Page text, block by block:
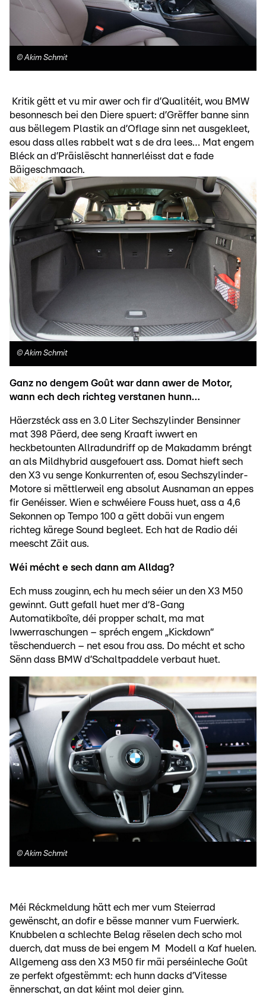
©Akim Schmit
Kritik gëtt et vu mir awer och fir d’Qualitéit, wou BMW
besonnesch bei den Diere spuert: d’Grëffer banne sinn
aus bëllegem Plastik an d’Oflage sinn net ausgekleet,
esou dass alles rabbelt wat s de dra lees… Mat engem
Bléck an d’Präislëscht hannerléisst dat e fade
Bäigeschmaach.
©Akim Schmit
Ganz no dengem Goût war dann awer de Motor,
wann ech dech richteg verstanen hunn…
Häerzstéck ass en 3.0 Liter Sechszylinder Bensinner
mat 398 Päerd, dee seng Kraaft iwwert en
heckbetounten Allradundriff op de Makadamm bréngt
an als Mildhybrid ausgefouert ass. Domat hieft sech
den X3 vu senge Konkurrenten of, esou Sechszylinder-
Motore si mëttlerweil eng absolut Ausnaman an eppes
fir Genéisser. Wien e schwéiere Fouss huet, ass a 4,6
Sekonnen op Tempo 100 a gëtt dobäi vun engem
richteg kärege Sound begleet. Ech hat de Radio déi
meescht Zäit aus.
Wéi mécht e sech dann am Alldag?
Ech muss zouginn, ech hu mech séier un den X3 M50
gewinnt. Gutt gefall huet mer d‘8-Gang
Automatikboîte, déi propper schalt, ma mat
Iwwerraschungen – spréch engem „Kickdown“
tëschenduerch – net esou frou ass. Do mécht et scho
Sënn dass BMW d’Schaltpaddele verbaut huet.
©Akim Schmit
Méi Réckmeldung hätt ech mer vum Steierrad
gewënscht, an dofir e bësse manner vum Fuerwierk.
Knubbelen a schlechte Belag rëselen dech scho mol
duerch, dat muss de bei engem M Modell a Kaf huelen.
Allgemeng ass den X3 M50 fir mäi perséinleche Goût
ze perfekt ofgestëmmt: ech hunn dacks d’Vitesse
ënnerschat, an dat kéint mol deier ginn.